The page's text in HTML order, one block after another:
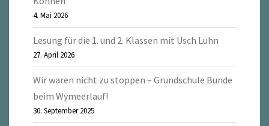
4. Mai 2026
Lesung für die 1. und 2. Klassen mit Usch Luhn
27. April 2026
Wir waren nicht zu stoppen – Grundschule Bunde
beim Wymeerlauf!
30. September 2025